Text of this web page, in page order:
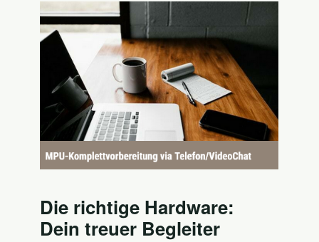
Die richtige Hardware:
Dein treuer Begleiter